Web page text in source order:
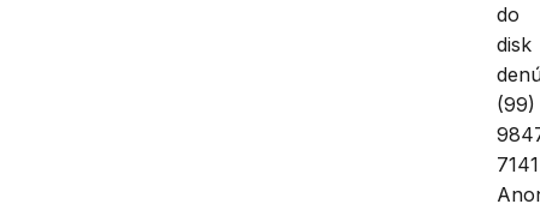
do
disk
(99)